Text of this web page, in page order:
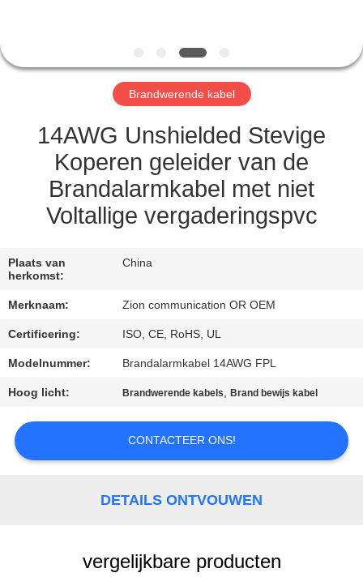
VERZOEK
CITAAT
SITEMAP
PRIVACY
POLICY
Brandwerende kabel
14AWG Unshielded Stevige
Koperen geleider van de
Brandalarmkabel met niet
Voltallige vergaderingspvc
Plaats van
herkomst:
China
Merknaam: Zion communication OR OEM
Certificering: ISO, CE, RoHS, UL
Modelnummer: Brandalarmkabel 14AWG FPL
Hoog licht: Brandwerende kabels,Brand bewijs kabel
CONTACTEER ONS!
DETAILS ONTVOUWEN
vergelijkbare producten